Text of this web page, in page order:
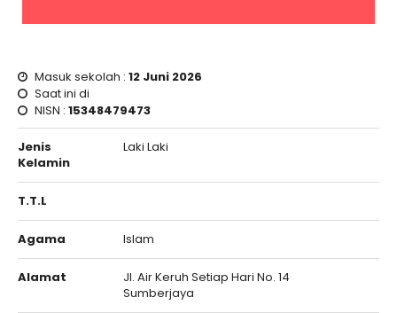
Masuk sekolah : 12 Juni 2026
Saat ini di
NISN : 15348479473
Jenis
Kelamin
Laki Laki
T.T.L
Agama Islam
Alamat
Jl. Air Keruh Setiap Hari No. 14
Sumberjaya